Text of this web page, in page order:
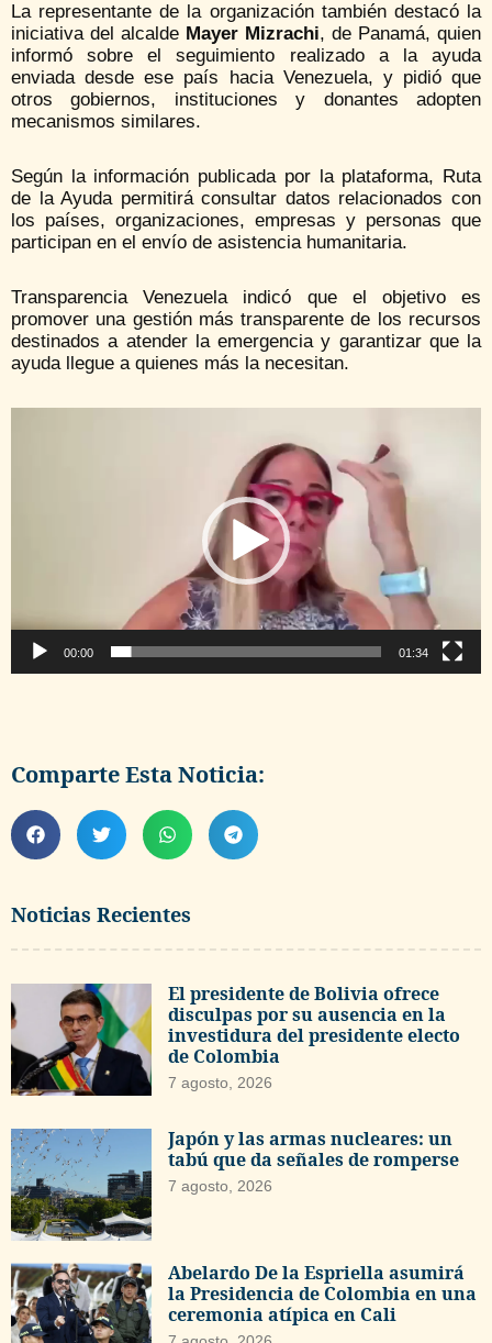
Noticias Recientes
El presidente de Bolivia ofrece
disculpas por su ausencia en la
investidura del presidente electo
de Colombia
7 agosto, 2026
Japón y las armas nucleares: un
tabú que da señales de romperse
7 agosto, 2026
Abelardo De la Espriella asumirá
la Presidencia de Colombia en una
ceremonia atípica en Cali
La representante de la organización también destacó la
iniciativa del alcalde Mayer Mizrachi, de Panamá, quien
informó sobre el seguimiento realizado a la ayuda
enviada desde ese país hacia Venezuela, y pidió que
otros gobiernos, instituciones y donantes adopten
mecanismos similares.
Según la información publicada por la plataforma, Ruta
de la Ayuda permitirá consultar datos relacionados con
los países, organizaciones, empresas y personas que
participan en el envío de asistencia humanitaria.
Transparencia Venezuela indicó que el objetivo es
promover una gestión más transparente de los recursos
destinados a atender la emergencia y garantizar que la
ayuda llegue a quienes más la necesitan.
00:00 01:34
Comparte Esta Noticia: